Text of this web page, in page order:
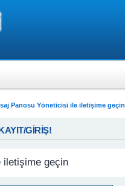
Panosu Yöneticisi ile iletişime geçin
GİRİŞ!
iletişime geçin